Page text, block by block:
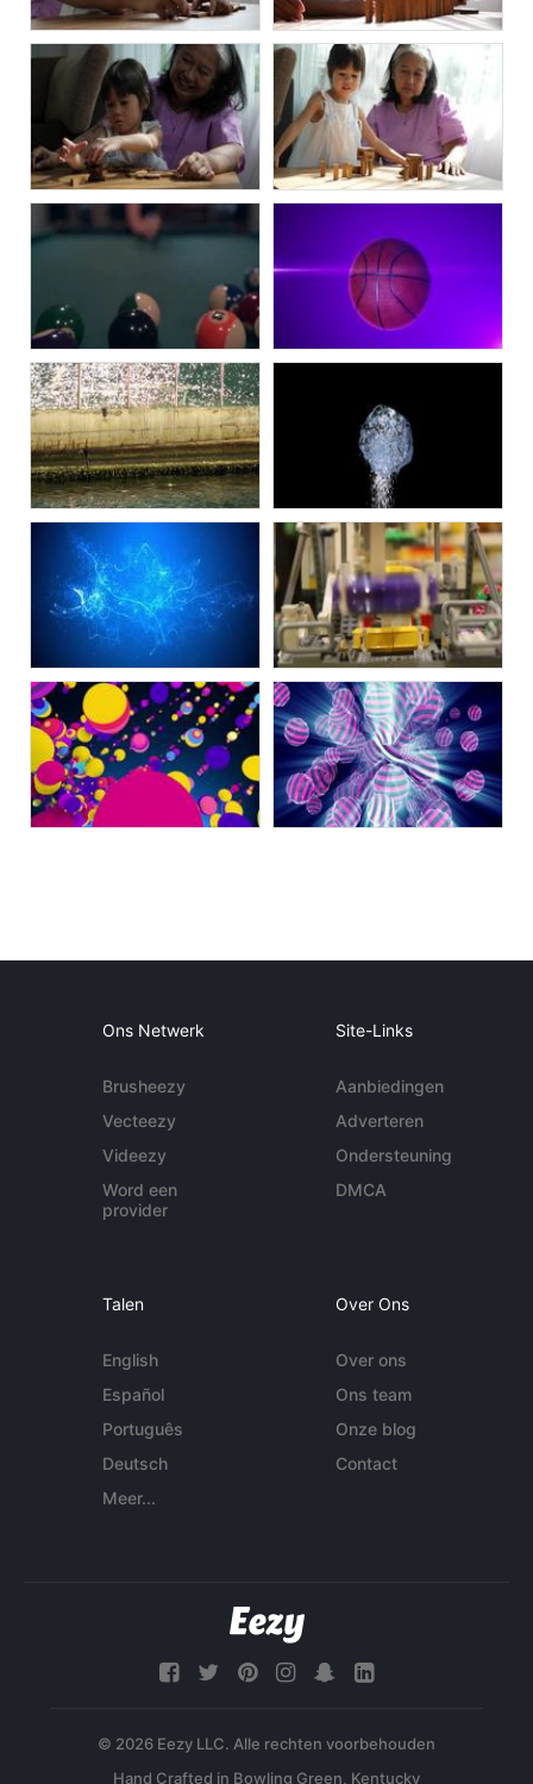
Ons Netwerk
Brusheezy
Vecteezy
Videezy
Word een
provider
Site-Links
Aanbiedingen
Adverteren
Ondersteuning
DMCA
Talen
English
Español
Português
Deutsch
Meer...
Over Ons
Over ons
Ons team
Onze blog
Contact
© 2026 Eezy LLC. Alle rechten voorbehouden